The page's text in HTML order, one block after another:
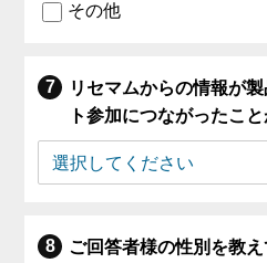
その他
リセマムからの情報が
ト参加につながったこと
ご回答者様の性別を教え